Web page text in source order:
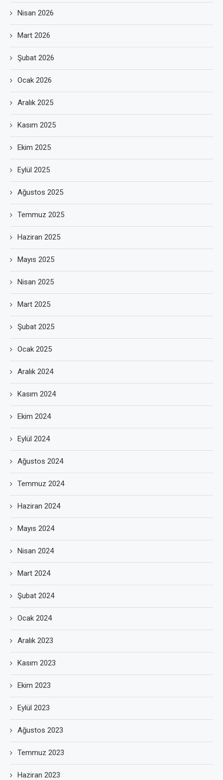
Nisan 2026
Mart 2026
Şubat 2026
Ocak 2026
Aralık 2025
Kasım 2025
Ekim 2025
Eylül 2025
Ağustos 2025
Temmuz 2025
Haziran 2025
Mayıs 2025
Nisan 2025
Mart 2025
Şubat 2025
Ocak 2025
Aralık 2024
Kasım 2024
Ekim 2024
Eylül 2024
Ağustos 2024
Temmuz 2024
Haziran 2024
Mayıs 2024
Nisan 2024
Mart 2024
Şubat 2024
Ocak 2024
Aralık 2023
Kasım 2023
Ekim 2023
Eylül 2023
Ağustos 2023
Temmuz 2023
Haziran 2023